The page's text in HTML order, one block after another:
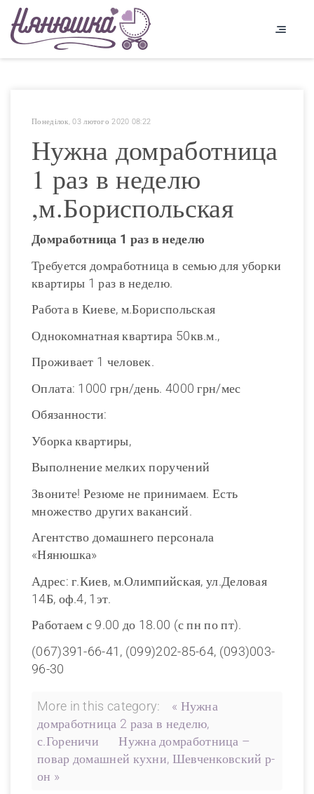
Понеділок, 03 лютого 2020 08:22
Нужна домработница
1 раз в неделю
,м.Бориспольская
Домработница 1 раз в неделю
Требуется домработница в семью для уборки
квартиры 1 раз в неделю.
Работа в Киеве, м.Бориспольская
Однокомнатная квартира 50кв.м.,
Проживает 1 человек.
Оплата: 1000 грн/день. 4000 грн/мес
Обязанности:
Уборка квартиры,
Выполнение мелких поручений
Звоните! Резюме не принимаем. Есть
множество других вакансий.
Агентство домашнего персонала
«Нянюшка»
Адрес: г.Киев, м.Олимпийская, ул.Деловая
14Б, оф.4, 1эт.
Работаем с 9.00 до 18.00 (с пн по пт).
(067)391-66-41, (099)202-85-64, (093)003-
96-30
More in this category:
« Нужна
домработница 2 раза в неделю,
с.Гореничи
Нужна домработница –
повар домашней кухни, Шевченковский р-
он »